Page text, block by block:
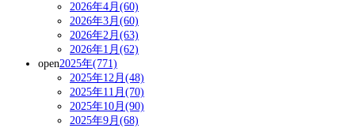
2026年4月(60)
2026年3月(60)
2026年2月(63)
2026年1月(62)
open2025年(771)
2025年12月(48)
2025年11月(70)
2025年10月(90)
2025年9月(68)